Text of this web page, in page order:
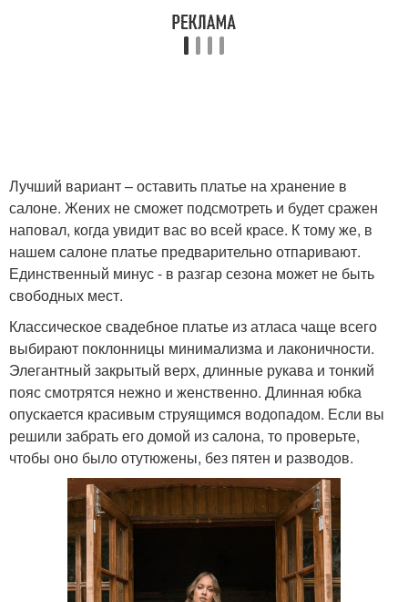
Лучший вариант – оставить платье на хранение в
салоне. Жених не сможет подсмотреть и будет сражен
наповал, когда увидит вас во всей красе. К тому же, в
нашем салоне платье предварительно отпаривают.
Единственный минус - в разгар сезона может не быть
свободных мест.
Классическое свадебное платье из атласа чаще всего
выбирают поклонницы минимализма и лаконичности.
Элегантный закрытый верх, длинные рукава и тонкий
пояс смотрятся нежно и женственно. Длинная юбка
опускается красивым струящимся водопадом. Если вы
решили забрать его домой из салона, то проверьте,
чтобы оно было отутюжены, без пятен и разводов.